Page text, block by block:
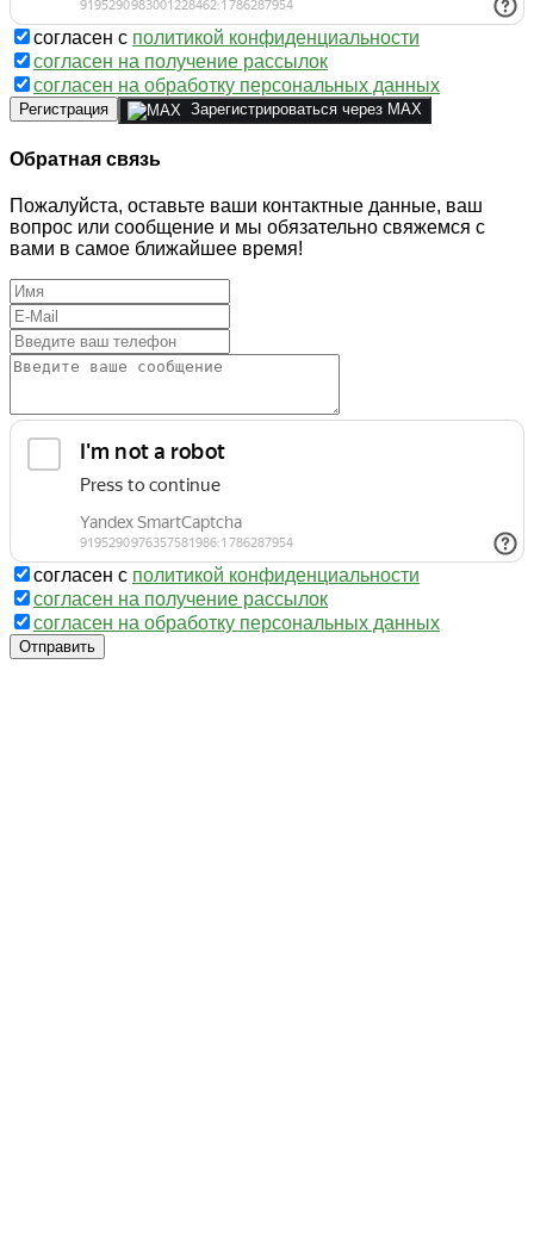
согласен с политикой конфиденциальности
согласен на получение рассылок
согласен на обработку персональных данных
Регистрация Зарегистрироваться через MAX
Обратная связь
Пожалуйста, оставьте ваши контактные данные, ваш
вопрос или сообщение и мы обязательно свяжемся с
вами в самое ближайшее время!
согласен с политикой конфиденциальности
согласен на получение рассылок
согласен на обработку персональных данных
Отправить